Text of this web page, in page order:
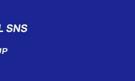
SNS